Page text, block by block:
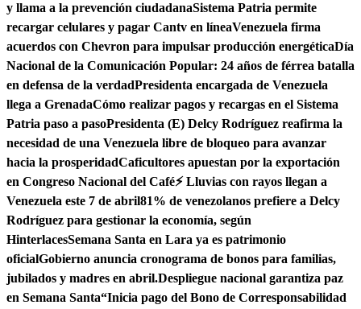
y llama a la prevención ciudadanaSistema Patria permite
recargar celulares y pagar Cantv en líneaVenezuela firma
acuerdos con Chevron para impulsar producción energéticaDía
Nacional de la Comunicación Popular: 24 años de férrea batalla
en defensa de la verdadPresidenta encargada de Venezuela
llega a GrenadaCómo realizar pagos y recargas en el Sistema
Patria paso a pasoPresidenta (E) Delcy Rodríguez reafirma la
necesidad de una Venezuela libre de bloqueo para avanzar
hacia la prosperidadCaficultores apuestan por la exportación
en Congreso Nacional del Café⚡ Lluvias con rayos llegan a
Venezuela este 7 de abril81% de venezolanos prefiere a Delcy
Rodríguez para gestionar la economía, según
HinterlacesSemana Santa en Lara ya es patrimonio
oficialGobierno anuncia cronograma de bonos para familias,
jubilados y madres en abril.Despliegue nacional garantiza paz
en Semana Santa“Inicia pago del Bono de Corresponsabilidad